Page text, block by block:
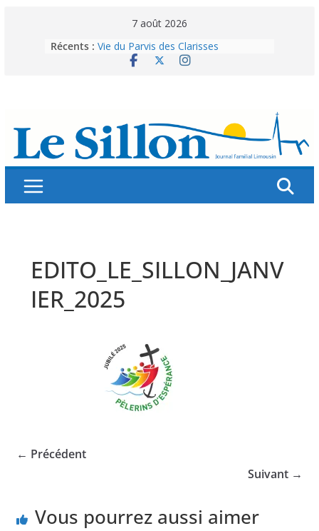
7 août 2026
Récents : Vie du Parvis des Clarisses
La brochure « Des vacances
Splendeurs murales de nos églises
Abonnez-vous ! Réabonnez-vous !
EDITO_LE_SILLON_JANV
IER_2025
← Précédent
Suivant →
Vous pourrez aussi aimer